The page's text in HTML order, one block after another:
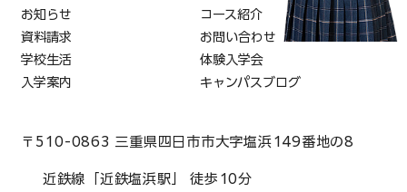
〒510-0863 三重県四日市市大字塩浜149番地の8
近鉄線「近鉄塩浜駅」 徒歩10分
お知らせ
コース紹介
資料請求
お問い合わせ
学校生活
体験入学会
入学案内
キャンパスブログ